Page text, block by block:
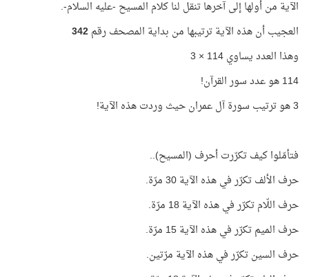
الآية من أولها إلى آخرها تنقل لنا كلام المسيح -عليه السلام-.
العجيب أن هذه الآية ترتيبها من بداية المصحف رقم342
وهذا العدد يساوي 114 × 3
114 هو عدد سور القرآن!
3 هو ترتيب سورة آل عمران حيث وردت هذه الآية!
فتأمّلوا كيف تكرّرت أحرف (المسيح)..
حرف الألف تكرّر في هذه الآية 30 مرّة.
حرف اللّام تكرّر في هذه الآية 18 مرّة.
حرف الميم تكرّر في هذه الآية 15 مرّة.
حرف السين تكرّر في هذه الآية مرّتين.